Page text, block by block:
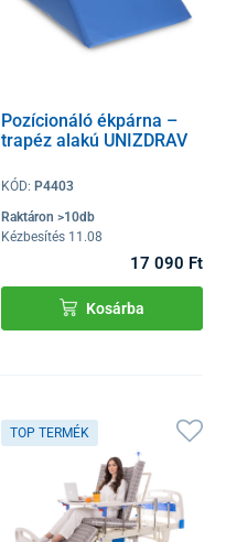
Pozícionáló ékpárna –
trapéz alakú UNIZDRAV
KÓD: P4403
Raktáron >10db
Kézbesítés 11.08
17 090 Ft
Kosárba
TOP TERMÉK